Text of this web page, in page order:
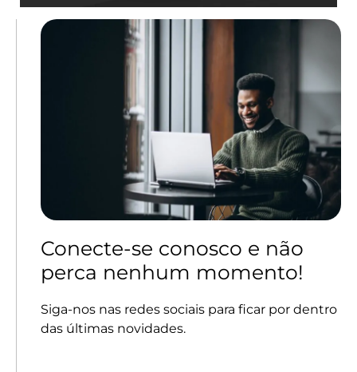
Conecte-se conosco e não
perca nenhum momento!
Siga-nos nas redes sociais para ficar por dentro
das últimas novidades.